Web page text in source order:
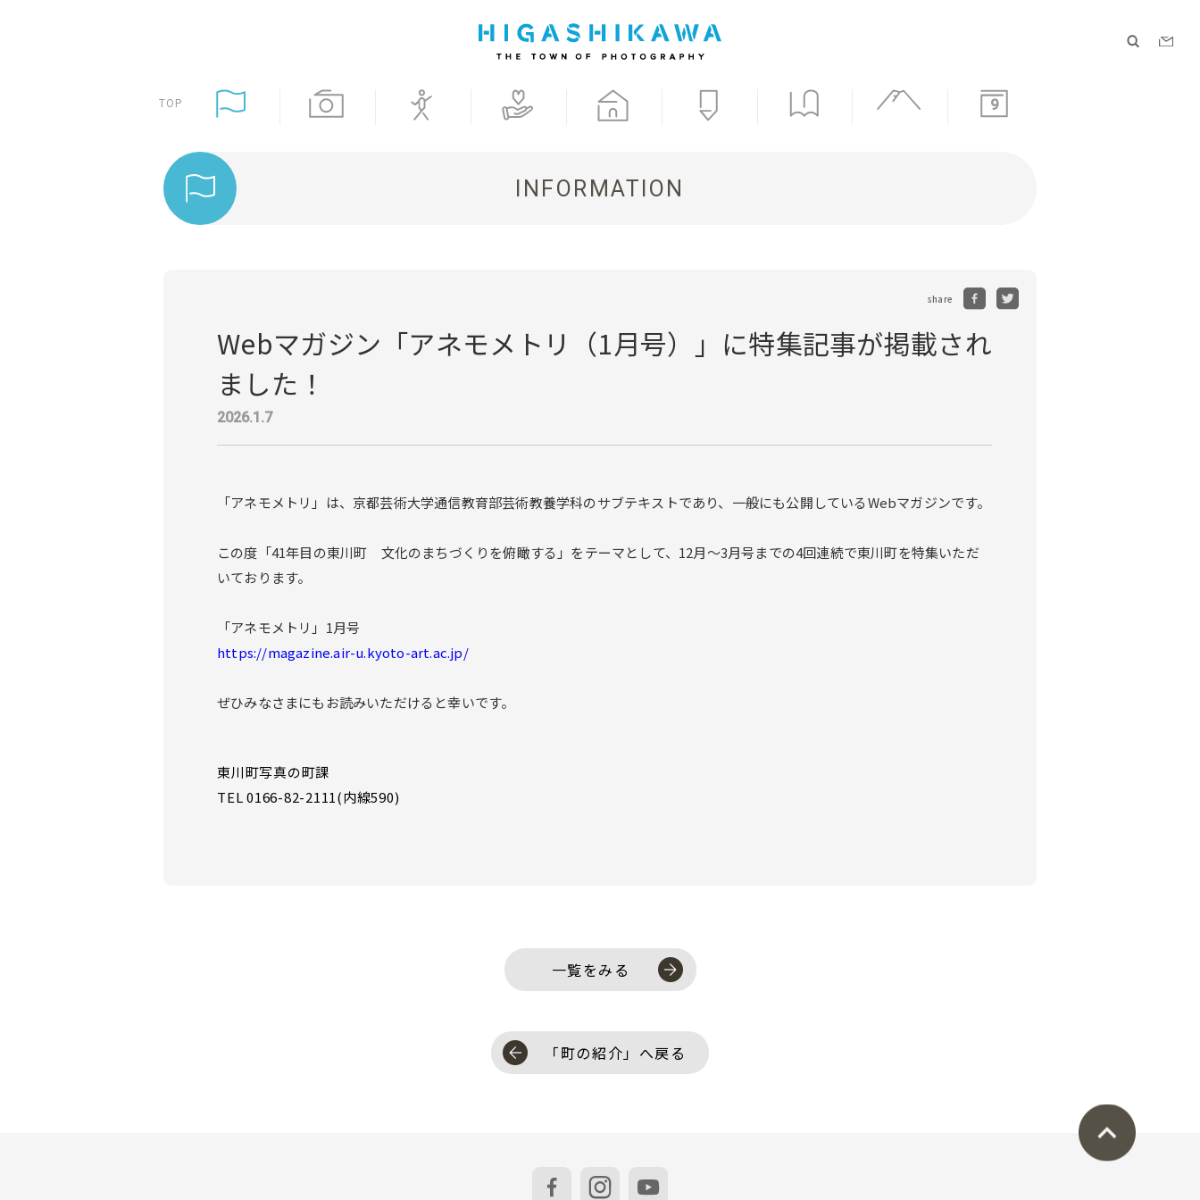
TOP 9
INFORMATION
share
Webマガジン「アネモメトリ（1月号）」に特集記事が掲載され
ました！
2026.1.7
「アネモメトリ」は、京都芸術大学通信教育部芸術教養学科のサブテキストであり、一般にも公開しているWebマガジンです。
この度「41年目の東川町 文化のまちづくりを俯瞰する」をテーマとして、12月～3月号までの4回連続で東川町を特集いただ
いております。
「アネモメトリ」1月号
https://magazine.air-u.kyoto-art.ac.jp/
ぜひみなさまにもお読みいただけると幸いです。
東川町写真の町課
TEL 0166-82-2111(内線590)
一覧をみる
「町の紹介」へ戻る